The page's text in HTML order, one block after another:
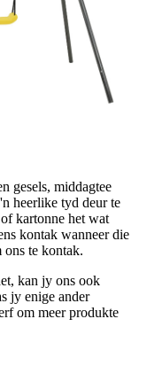
gesels, middagtee
heerlike tyd deur te
kartonne het wat
kontak wanneer die
ons te kontak.
kan jy ons ook
jy enige ander
om meer produkte